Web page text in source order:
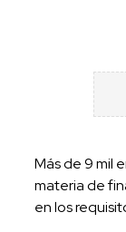
Más de 9 mil
materia de
en los